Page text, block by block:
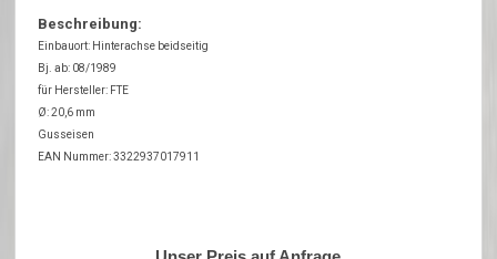
Beschreibung:
Einbauort: Hinterachse beidseitig
Bj. ab: 08/1989
für Hersteller: FTE
Ø: 20,6 mm
Gusseisen
EAN Nummer: 3322937017911